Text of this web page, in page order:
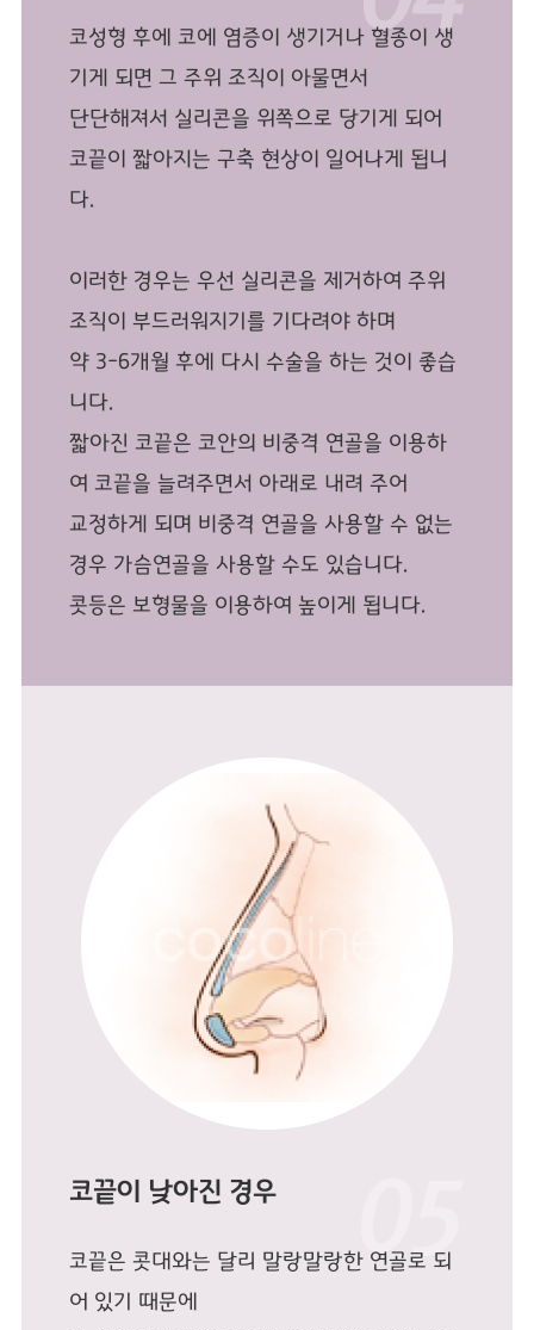
코성형 후에 코에 염증이 생기거나 혈종이 생
기게 되면 그 주위 조직이 아물면서
단단해져서 실리콘을 위쪽으로 당기게 되어
코끝이 짧아지는 구축 현상이 일어나게 됩니
다.
이러한 경우는 우선 실리콘을 제거하여 주위
조직이 부드러워지기를 기다려야 하며
약 3-6개월 후에 다시 수술을 하는 것이 좋습
니다.
짧아진 코끝은 코안의 비중격 연골을 이용하
여 코끝을 늘려주면서 아래로 내려 주어
교정하게 되며 비중격 연골을 사용할 수 없는
경우 가슴연골을 사용할 수도 있습니다.
콧등은 보형물을 이용하여 높이게 됩니다.
코끝이 낮아진 경우
코끝은 콧대와는 달리 말랑말랑한 연골로 되
어 있기 때문에